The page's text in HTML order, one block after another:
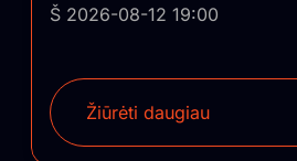
Š 2026-08-12 19:00
Žiūrėti daugiau